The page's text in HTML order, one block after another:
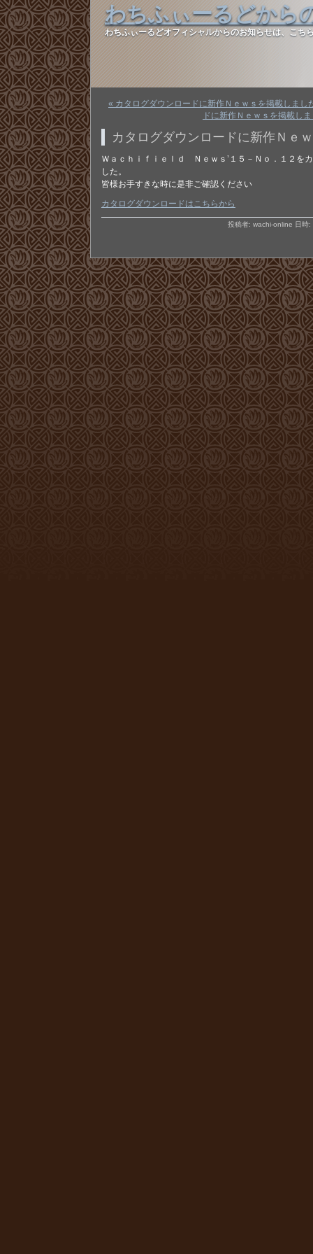
わちふぃーるどから
わちふぃーるどオフィシャルからのお知らせは、こち
« カタログダウンロードに新作Ｎｅｗｓを掲載しまし
ドに新作Ｎｅｗｓを掲載し
カタログダウンロードに新作Ｎｅ
Ｗａｃｈｉｆｉｅｌｄ Ｎｅｗｓ’１５－Ｎｏ．１２を
した。
皆様お手すきな時に是非ご確認ください
カタログダウンロードはこちらから
投稿者: wachi-online 日